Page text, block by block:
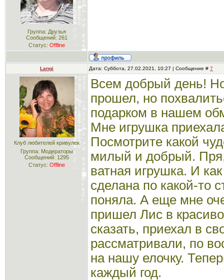
Группа: Друзья
Сообщений: 261
Статус: Offline
Langi Дата: Суббота, 27.02.2021, 10:27 | Сообщение # 7
Клуб любителей кривулек
Группа: Модераторы
Сообщений: 1295
Статус: Offline
Всем добрый день!
прошел, но
подарком в нашем
Мне игрушка
Посмотрите какой
милый и добрый. Пря,
ватная игрушка. И
сделана по какой-то
поняла. А еще мне
пришел Лис в
сказать, приехал в
рассматривали, по
на нашу елочку.
каждый год.